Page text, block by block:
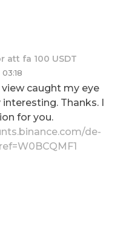
att fa 100 USDT
caught my eye
Thanks. I
for you.
de-